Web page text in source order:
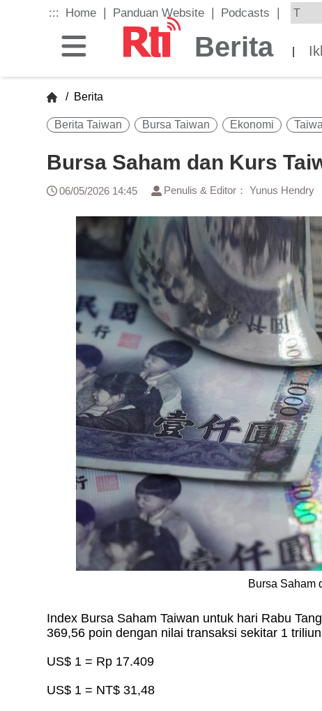
::: Home Panduan Website Podcasts
Berita
/ Berita
Berita Taiwan Bursa Taiwan Ekonomi
Bursa Saham dan Kurs
06/05/2026 14:45 Penulis & Editor： Yunus Hendry
Bursa Saham
Index Bursa Saham Taiwan untuk hari Rabu
369,56 poin dengan nilai transaksi sekitar 1
US$ 1 = Rp 17.409
US$ 1 = NT$ 31,48